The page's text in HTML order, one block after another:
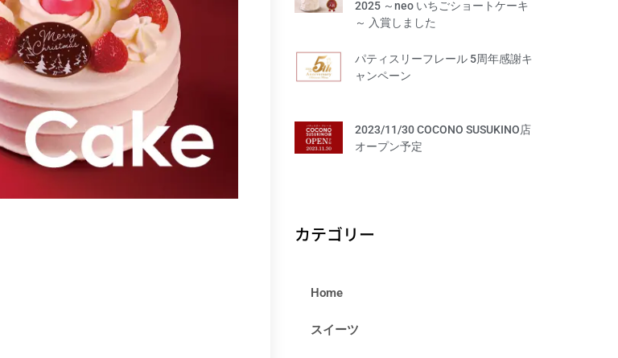
2025 ～neo いちごショートケーキ
～ 入賞しました
パティスリーフレール 5周年感謝キ
ャンペーン
2023/11/30 COCONO SUSUKINO店
オープン予定
カテゴリー
Home
スイーツ